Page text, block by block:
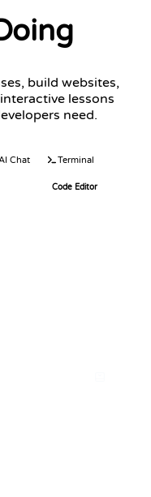
build websites,
lessons
need.
AI Chat Terminal
Code Editor